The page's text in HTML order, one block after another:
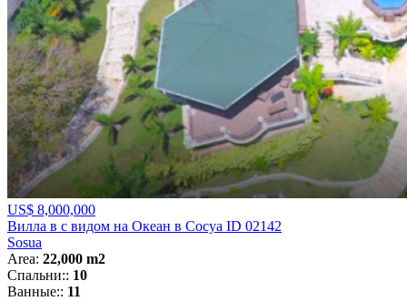
US$ 8,000,000
Вилла в с видом на Океан в Сосуа ID 02142
Sosua
Area: 22,000 m2
Спальни:: 10
Ванные:: 11